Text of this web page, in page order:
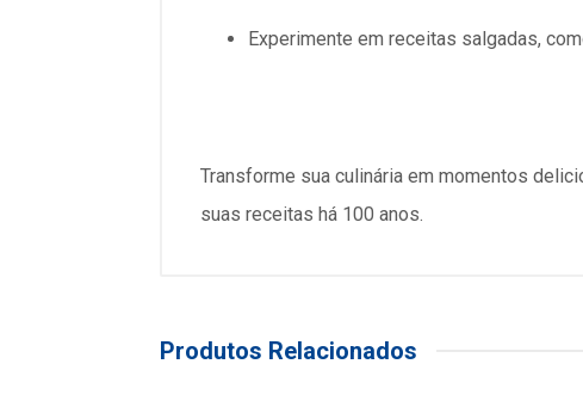
Experimente em receitas salgadas,
Transforme sua culinária em momentos
suas receitas há 100 anos.
Produtos Relacionados